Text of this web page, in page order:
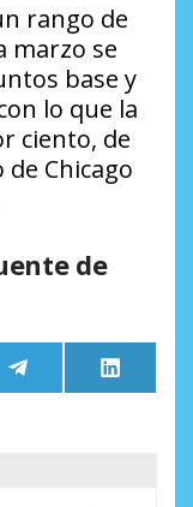
rango de
marzo se
base y
lo que la
ciento, de
Chicago
de
Compartir
en
Telegram
en
LinkedIn